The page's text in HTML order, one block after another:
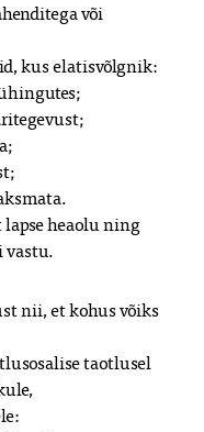
või
kus elatisvõlgnik:
heaolu ning
vastu.
nii, et kohus võiks
taotlusel